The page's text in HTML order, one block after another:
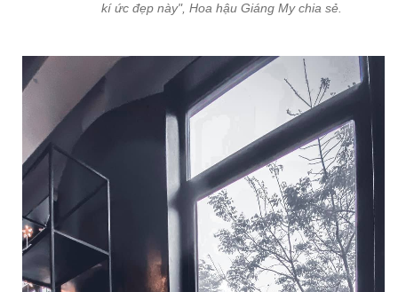
kí ức đẹp này", Hoa hậu Giáng My chia sẻ.